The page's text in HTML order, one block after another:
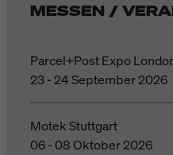
MESSEN /
Parcel+Post Expo
23 - 24 September 2026
Motek Stuttgart
06 - 08 Oktober 2026